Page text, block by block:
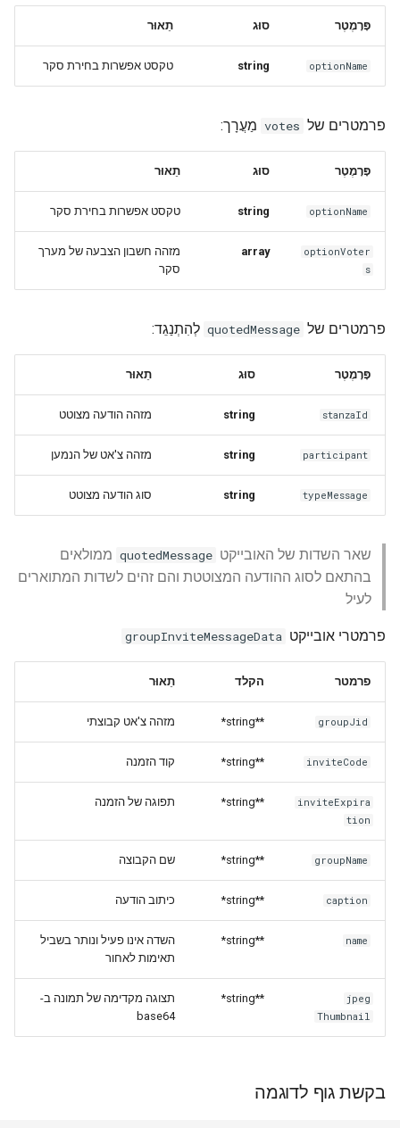
פָּרָמֶטֶר סוּג תֵאוּר
optionName
string טקסט אפשרות בחירת סקר
פרמטרים של votes מַעֲרָך:
פָּרָמֶטֶר סוּג תֵאוּר
optionName
string טקסט אפשרות בחירת סקר
optionVoter
s
array
מזהה חשבון הצבעה של מערך
סקר
פרמטרים של quotedMessage לְהִתְנַגֵד:
פָּרָמֶטֶר סוּג תֵאוּר
stanzaId
string מזהה הודעה מצוטט
participant
string מזהה צ'אט של הנמען
typeMessage
string סוג הודעה מצוטט
שאר השדות של האובייקט quotedMessage ממולאים
בהתאם לסוג ההודעה המצוטטת והם זהים לשדות המתוארים
לעיל
פרמטרי אובייקט groupInviteMessageData
פרמטר הקלד תֵאוּר
groupJid
**string* מזהה צ'אט קבוצתי
inviteCode
**string* קוד הזמנה
inviteExpira
tion
**string* תפוגה של הזמנה
groupName
**string* שם הקבוצה
caption
**string* כיתוב הודעה
name
**string*
השדה אינו פעיל ונותר בשביל
תאימות לאחור
jpeg
Thumbnail
**string*
תצוגה מקדימה של תמונה ב-
base64
בקשת גוף לדוגמה